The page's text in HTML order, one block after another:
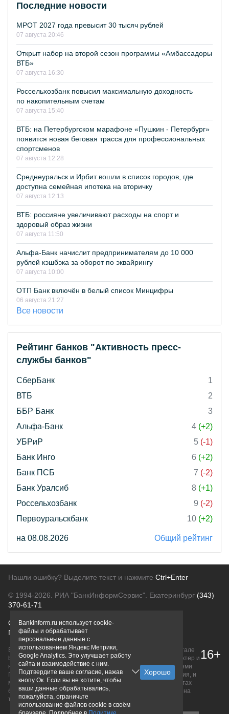
Последние новости
МРОТ 2027 года превысит 30 тысяч рублей
07 августа 20:46
Открыт набор на второй сезон программы «Амбассадоры
ВТБ»
07 августа 16:30
Россельхозбанк повысил максимальную доходность
по накопительным счетам
07 августа 15:40
ВТБ: на Петербургском марафоне «Пушкин - Петербург»
появится новая беговая трасса для профессиональных
спортсменов
07 августа 12:28
Среднеуральск и Ирбит вошли в список городов, где
доступна семейная ипотека на вторичку
07 августа 12:13
ВТБ: россияне увеличивают расходы на спорт и
здоровый образ жизни
07 августа 11:50
Альфа-Банк начислит предпринимателям до 10 000
рублей кэшбэка за оборот по эквайрингу
07 августа 10:00
ОТП Банк включён в белый список Минцифры
06 августа 21:27
Все новости
Рейтинг банков "Активность пресс-
службы банков"
СберБанк
1
ВТБ
2
ББР Банк
3
Альфа-Банк
4 (+2)
УБРиР
5 (-1)
Банк Инго
6 (+2)
Банк ПСБ
7 (-2)
Банк Уралсиб
8 (+1)
Россельхозбанк
9 (-2)
Первоуральскбанк
10 (+2)
на 08.08.2026 Общий рейтинг
Нашли ошибку? Выделите текст и нажмите Ctrl+Enter
© 1994-2026. РИА "БанкИнформСервис". Екатеринбург (343)
370-61-71
О проектеПолитика конфиденциальности
Правовая информацияДля рекламодателей
Вся информация о продуктах банков, размещенная на портале
bankinform.ru, носит исключительно ознакомительный характер и
не является публичной офертой, определяемой положениями
ГК РФ. Информация не содержит точного и полного описания, и
может быть изменена. Конечные условия уточняйте на сайтах
банков или при личном обращении. Исключительное право на
товарные знаки принадлежит их правообладателям.
16+
Bankinform.ru использует cookie-
файлы и обрабатывает
персональные данные с
использованием Яндекс Метрики,
Google Analytics. Это улучшает работу
сайта и взаимодействие с ним.
Подтвердите ваше согласие, нажав
кнопу Ок. Если вы не хотите, чтобы
ваши данные обрабатывались,
пожалуйста, ограничьте
использование файлов cookie в своём